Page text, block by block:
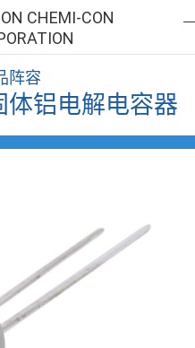
CHEMI-CON
阵容
铝电解电容器